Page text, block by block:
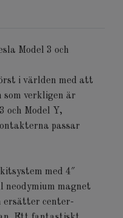
Model 3 och
i världen med att
verkligen är
och Model Y,
passar
med 4″
magnet
ersätter center-